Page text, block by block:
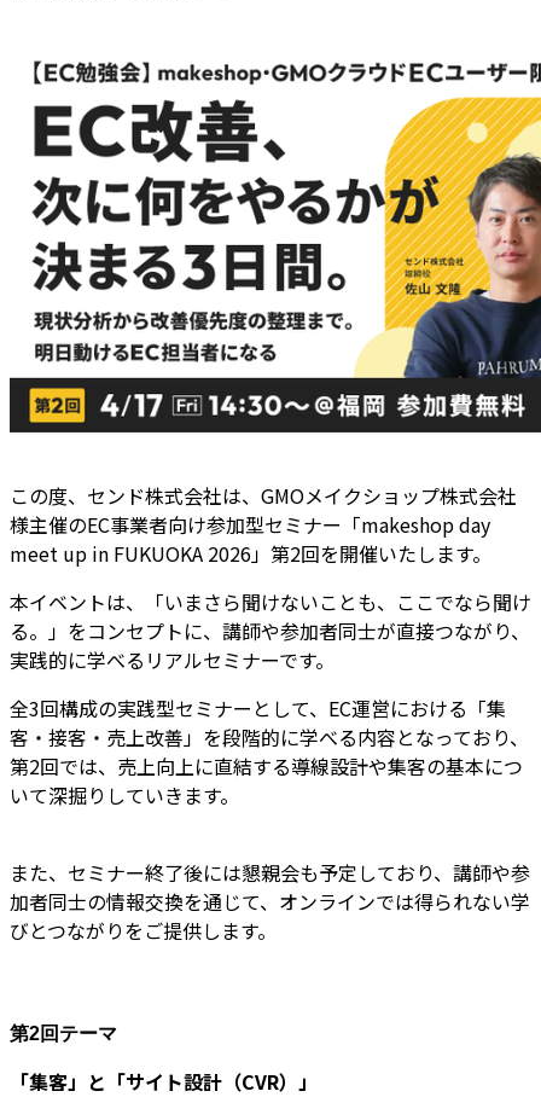
この度、センド株式会社は、GMOメイクショップ株式会社
様主催のEC事業者向け参加型セミナー「makeshop day
meet up in FUKUOKA 2026」第2回を開催いたします。
本イベントは、「いまさら聞けないことも、ここでなら聞け
る。」をコンセプトに、講師や参加者同士が直接つながり、
実践的に学べるリアルセミナーです。
全3回構成の実践型セミナーとして、EC運営における「集
客・接客・売上改善」を段階的に学べる内容となっており、
第2回では、売上向上に直結する導線設計や集客の基本につ
いて深掘りしていきます。
また、セミナー終了後には懇親会も予定しており、講師や参
加者同士の情報交換を通じて、オンラインでは得られない学
びとつながりをご提供します。
第2回テーマ
「集客」と「サイト設計（CVR）」